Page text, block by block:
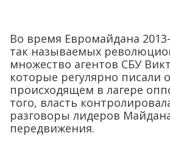
Во время Евромайдана
так называемых
множество агентов СБУ
которые регулярно писали
происходящем в лагере
того, власть
разговоры лидеров
передвижения.